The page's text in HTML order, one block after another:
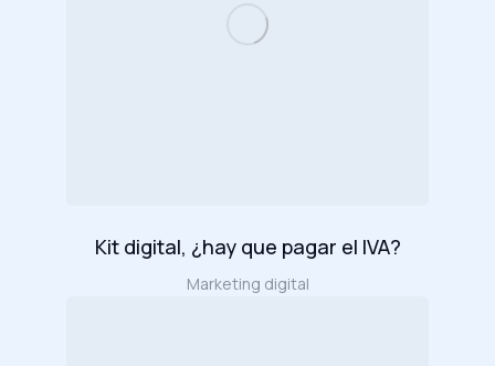
Kit digital, ¿hay que pagar el IVA?
Marketing digital